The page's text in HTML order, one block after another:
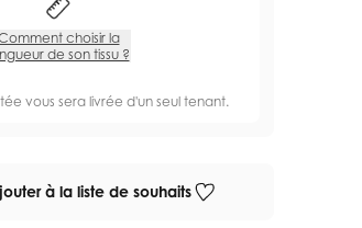
choisir la
de son tissu ?
vous sera livrée d'un seul tenant.
à la liste de souhaits